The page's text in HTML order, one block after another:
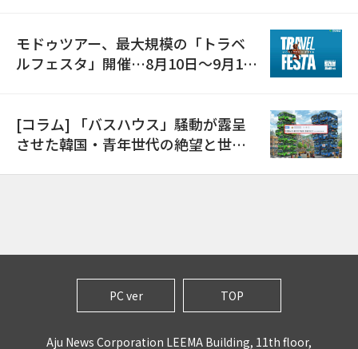
モドゥツアー、最大規模の「トラベ
ルフェスタ」開催…8月10日～9月11
[コラム] 「バスハウス」騒動が露呈
させた韓国・青年世代の絶望と世代
PC ver TOP
Aju News Corporation LEEMA Building, 11th floor,